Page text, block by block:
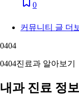
0
커뮤니티 글 더
0404
0404진료과 알아보기
내과 진료 정보